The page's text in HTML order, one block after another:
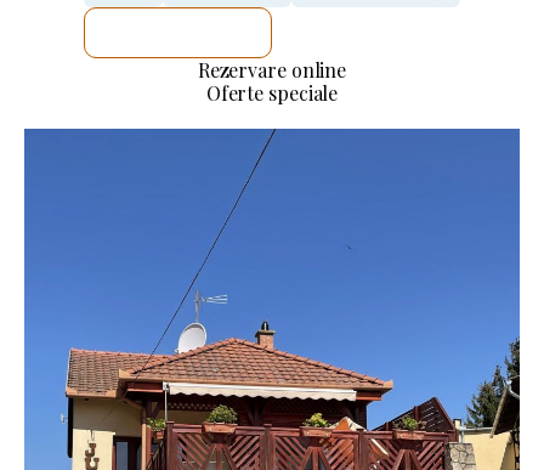
Rezervare online
Oferte speciale